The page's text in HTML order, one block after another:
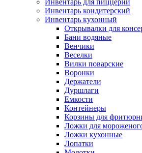
Инвентарь для пиццерии
Инвентарь кондитерский
Инвентарь кухонный
Открывалки для
Бани водяные
Венчики
Веселки
Вилки поварские
Воронки
Держатели
Дуршлаги
Емкости
Контейнеры
Корзины для
Ложки для
Ложки кухонные
Лопатки